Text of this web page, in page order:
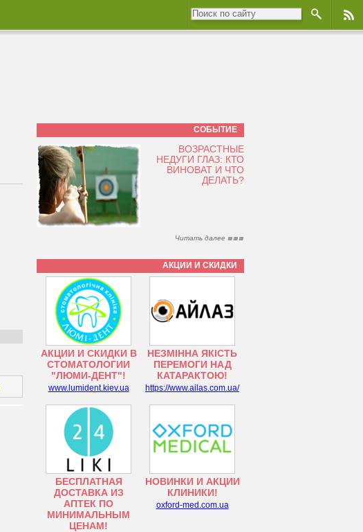
СОБЫТИЕ
ВОЗРАСТНЫЕ
НЕДУГИ ГЛАЗ: КТО
ВИНОВАТ И ЧТО
ДЕЛАТЬ?
Читать далее
АКЦИИ И СКИДКИ
АКЦИИ И СКИДКИ В
СТОМАТОЛОГИИ
"ЛЮМИ-ДЕНТ"!
www.lumident.kiev.ua
НЕЗМІННА ЯКІСТЬ
ПЕРЕМОГИ НАД
КАТАРАКТОЮ!
https://www.ailas.com.ua/
БЕСПЛАТНАЯ
ДОСТАВКА ИЗ
АПТЕК ПО
МИНИМАЛЬНЫМ
ЦЕНАМ!
НОВИНКИ И АКЦИИ
КЛИНИКИ!
oxford-med.com.ua